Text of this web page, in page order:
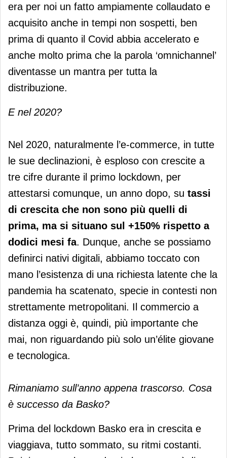
era per noi un fatto ampiamente collaudato e
acquisito anche in tempi non sospetti, ben
prima di quanto il Covid abbia accelerato e
anche molto prima che la parola ‘omnichannel’
diventasse un mantra per tutta la
distribuzione.
E nel 2020?
Nel 2020, naturalmente l’e-commerce, in tutte
le sue declinazioni, è esploso con crescite a
tre cifre durante il primo lockdown, per
attestarsi comunque, un anno dopo, su tassi
di crescita che non sono più quelli di
prima, ma si situano sul +150% rispetto a
dodici mesi fa. Dunque, anche se possiamo
definirci nativi digitali, abbiamo toccato con
mano l’esistenza di una richiesta latente che la
pandemia ha scatenato, specie in contesti non
strettamente metropolitani. Il commercio a
distanza oggi è, quindi, più importante che
mai, non riguardando più solo un’élite giovane
e tecnologica.
Rimaniamo sull’anno appena trascorso. Cosa
è successo da Basko?
Prima del lockdown Basko era in crescita e
viaggiava, tutto sommato, su ritmi costanti.